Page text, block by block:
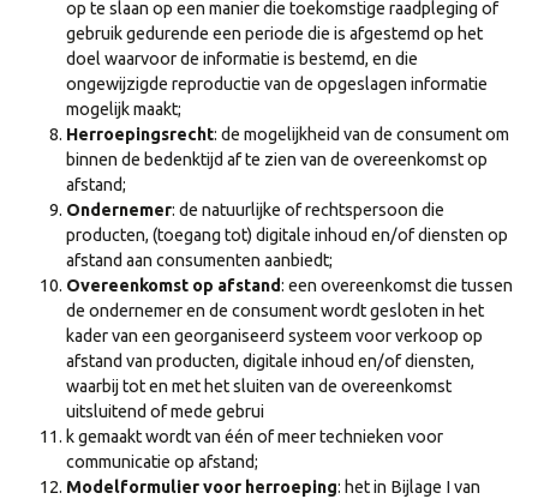
op te slaan op een manier die toekomstige raadpleging of
gebruik gedurende een periode die is afgestemd op het
doel waarvoor de informatie is bestemd, en die
ongewijzigde reproductie van de opgeslagen informatie
mogelijk maakt;
Herroepingsrecht: de mogelijkheid van de consument om
binnen de bedenktijd af te zien van de overeenkomst op
afstand;
Ondernemer: de natuurlijke of rechtspersoon die
producten, (toegang tot) digitale inhoud en/of diensten op
afstand aan consumenten aanbiedt;
Overeenkomst op afstand: een overeenkomst die tussen
de ondernemer en de consument wordt gesloten in het
kader van een georganiseerd systeem voor verkoop op
afstand van producten, digitale inhoud en/of diensten,
waarbij tot en met het sluiten van de overeenkomst
uitsluitend of mede gebrui
k gemaakt wordt van één of meer technieken voor
communicatie op afstand;
Modelformulier voor herroeping: het in Bijlage I van